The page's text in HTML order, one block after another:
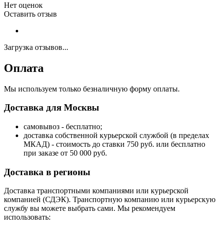
Нет оценок
Оставить отзыв
Загрузка отзывов...
Оплата
Мы используем только безналичную форму оплаты.
Доставка для Москвы
самовывоз - бесплатно;
доставка собственной курьерской службой (в пределах
МКАД) - стоимость до ставки 750 руб. или бесплатно
при заказе от 50 000 руб.
Доставка в регионы
Доставка транспортными компаниями или курьерской
компанией (СДЭК). Транспортную компанию или курьерскую
службу вы можете выбрать сами. Мы рекомендуем
использовать: